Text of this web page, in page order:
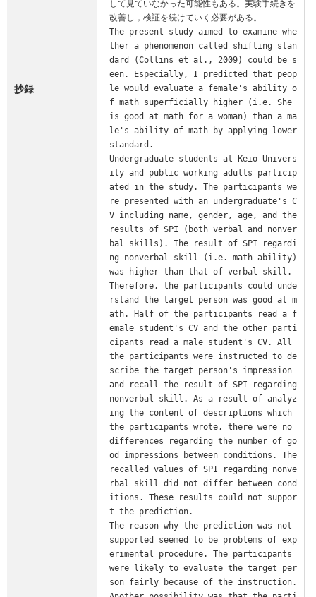
抄録
して見ていなかった可能性もある。実験手続きを
改善し，検証を続けていく必要がある。
The present study aimed to examine whe
ther a phenomenon called shifting stan
dard (Collins et al., 2009) could be s
een. Especially, I predicted that peop
le would evaluate a female's ability o
f math superficially higher (i.e. She
is good at math for a woman) than a ma
le's ability of math by applying lower
standard.
Undergraduate students at Keio Univers
ity and public working adults particip
ated in the study. The participants we
re presented with an undergraduate's C
V including name, gender, age, and the
results of SPI (both verbal and nonver
bal skills). The result of SPI regardi
ng nonverbal skill (i.e. math ability)
was higher than that of verbal skill.
Therefore, the participants could unde
rstand the target person was good at m
ath. Half of the participants read a f
emale student's CV and the other parti
cipants read a male student's CV. All
the participants were instructed to de
scribe the target person's impression
and recall the result of SPI regarding
nonverbal skill. As a result of analyz
ing the content of descriptions which
the participants wrote, there were no
differences regarding the number of go
od impressions between conditions. The
recalled values of SPI regarding nonve
rbal skill did not differ between cond
itions. These results could not suppor
t the prediction.
The reason why the prediction was not
supported seemed to be problems of exp
erimental procedure. The participants
were likely to evaluate the target per
son fairly because of the instruction.